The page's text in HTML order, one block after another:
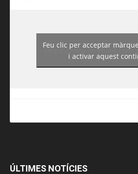
https://
Feu clic per acceptar
i activar aquest
ÚLTIMES NOTÍCIES